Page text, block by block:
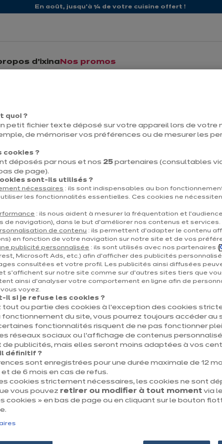
En août, jusqu'à ¼ de votre cuisine offert !
d'ixina Nos promos
relatives à l'adresse
l’objet de traitements informatisés sous la responsabilité
(ci-après le « Magasin »), dès lors que vous
un espace personnel dédié vous permettant de
», de vous envoyer, selon le(s) moyen(s)
ultérieur à des fins statistiques.
puisse vous créer un espace personnel dédié. Si des
l’Enseigne en charge de la relation client. Elles seront
de l’Enseigne.
duquel vous utilisez votre espace personnel, à savoir les
vos données sont également traitées sur la
lors de la suppression de cet espace
publicitaires, si vous y avez consenti, sont
des personnes physiques à l’égard des traitements de
»), vous disposez du droit d’accès, de rectification,
pouvez contacter l’Enseigne en cliquanticiou par
auprès de l’Autorité de Protection des Données si
quoi ?
petit fichier texte déposé sur votre appareil lors de votre
de mémoriser vos préférences ou de mesurer les
cookies ?
déposés par nous et nos 25 partenaires (consultables
de page).
sont-ils utilisés ?
nécessaires : ils sont indispensables au bon
les fonctionnalités essentielles. Ces cookies ne
: ils nous aident à mesurer la fréquentation et
de navigation), dans le but d’améliorer nos contenus et services.
de contenu : ils permettent d’adapter le contenu
en fonction de votre navigation sur notre site et de vos
publicité personnalisée : ils sont utilisés avec nos partenaires (
Microsoft Ads, etc.) afin d’afficher des publicités
consultées et votre profil. Les publicités ainsi diffusées
s'affichent sur notre site comme sur d’autres sites tiers que
ainsi d'analyser votre comportement en ligne afin de
voyez.
il si je refuse les cookies ?
tout ou partie des cookies à l’exception des cookies
fonctionnement du site, vous pourrez toujours accéder au
fonctionnalités risquent de ne pas fonctionner
réseaux sociaux ou l’affichage de contenus
publicités, mais elles seront moins adaptées à vos
définitif ?
sont enregistrées pour une durée maximale de 12
de 6 mois en cas de refus.
cookies strictement nécessaires, les cookies ne sont
vous pouvez retirer ou modifier à tout moment via
cookies » en bas de page ou en cliquant sur le bouton